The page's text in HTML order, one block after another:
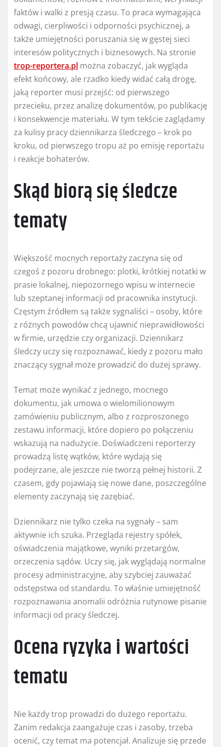
faktów i walki z presją czasu. To praca wymagająca
odwagi, cierpliwości i odporności psychicznej, a
także umiejętności poruszania się w gęstej sieci
interesów politycznych i biznesowych. Na stronie
trop-reportera.pl można zobaczyć, jak wygląda
efekt końcowy, ale rzadko kiedy widać całą drogę,
jaką reporter musi przejść: od pierwszego
przecieku, przez analizę dokumentów, po publikację
i konsekwencje materiału. W tym tekście zaglądamy
za kulisy pracy dziennikarza śledczego – krok po
kroku, od pierwszego tropu aż po emisję reportażu
i reakcje bohaterów.
Skąd biorą się śledcze
tematy
Większość mocnych reportaży zaczyna się od
czegoś z pozoru drobnego: plotki, krótkiej notatki w
prasie lokalnej, niepozornego wpisu w internecie
lub szeptanej informacji od pracownika instytucji.
Częstym źródłem są także sygnaliści – osoby, które
z różnych powodów chcą ujawnić nieprawidłowości
w firmie, urzędzie czy organizacji. Dziennikarz
śledczy uczy się rozpoznawać, kiedy z pozoru mało
znaczący sygnał może prowadzić do dużej sprawy.
Temat może wynikać z jednego, mocnego
dokumentu, jak umowa o wielomilionowym
zamówieniu publicznym, albo z rozproszonego
zestawu informacji, które dopiero po połączeniu
wskazują na nadużycie. Doświadczeni reporterzy
prowadzą listę wątków, które wydają się
podejrzane, ale jeszcze nie tworzą pełnej historii. Z
czasem, gdy pojawiają się nowe dane, poszczególne
elementy zaczynają się zazębiać.
Dziennikarz nie tylko czeka na sygnały – sam
aktywnie ich szuka. Przegląda rejestry spółek,
oświadczenia majątkowe, wyniki przetargów,
orzeczenia sądów. Uczy się, jak wyglądają normalne
procesy administracyjne, aby szybciej zauważać
odstępstwa od standardu. To właśnie umiejętność
rozpoznawania anomalii odróżnia rutynowe pisanie
informacji od pracy śledczej.
Ocena ryzyka i wartości
tematu
Nie każdy trop prowadzi do dużego reportażu.
Zanim redakcja zaangażuje czas i zasoby, trzeba
ocenić, czy temat ma potencjał. Analizuje się przede